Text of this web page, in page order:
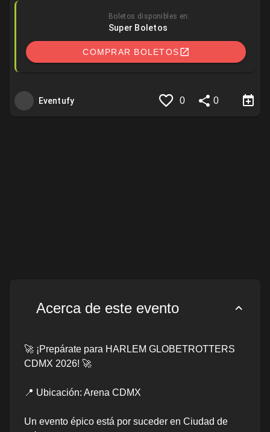
Boletos disponibles en:
Super Boletos
COMPRAR BOLETOS
Eventufy 0 0
Acerca de este evento
🚀 ¡Prepárate para HARLEM GLOBETROTTERS
CDMX 2026! 🚀
📍 Ubicación: Arena CDMX
Un evento épico está por suceder en Ciudad de